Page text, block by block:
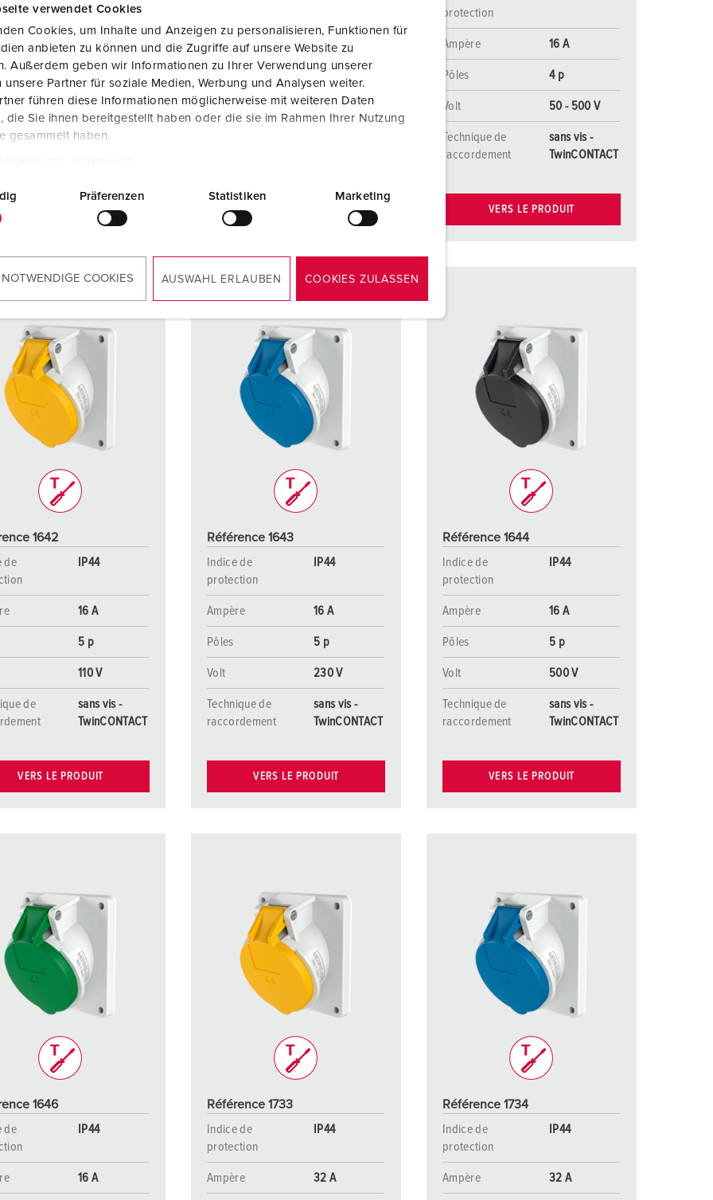
verwendet Cookies
Cookies, um Inhalte und Anzeigen zu personalisieren, Funktionen für
anbieten zu können und die Zugriffe auf unsere Website zu
Außerdem geben wir Informationen zu Ihrer Verwendung unserer
unsere Partner für soziale Medien, Werbung und Analysen weiter.
führen diese Informationen möglicherweise mit weiteren Daten
die Sie ihnen bereitgestellt haben oder die sie im Rahmen Ihrer Nutzung
gesammelt haben.
Präferenzen Statistiken Marketing
COOKIES AUSWAHL ERLAUBEN COOKIES ZULASSEN
16 A
400 V
de
sans vis -
VERS LE PRODUIT
Ampère 16 A
4 p
Volt 50 - 500 V
protection
Ampère 16 A
Pôles 4 p
Volt 50 - 500 V
Technique de
raccordement
sans vis -
TwinCONTACT
VERS LE PRODUIT
1642
de
IP44
16 A
5 p
110 V
de
sans vis -
TwinCONTACT
VERS LE PRODUIT
Référence 1643
Indice de
protection
IP44
Ampère 16 A
Pôles 5 p
Volt 230 V
Technique de
raccordement
sans vis -
TwinCONTACT
VERS LE PRODUIT
Référence 1644
Indice de
protection
IP44
Ampère 16 A
Pôles 5 p
Volt 500 V
Technique de
raccordement
sans vis -
TwinCONTACT
VERS LE PRODUIT
1646
de
IP44
16 A
Référence 1733
Indice de
protection
IP44
Ampère 32 A
Référence 1734
Indice de
protection
IP44
Ampère 32 A